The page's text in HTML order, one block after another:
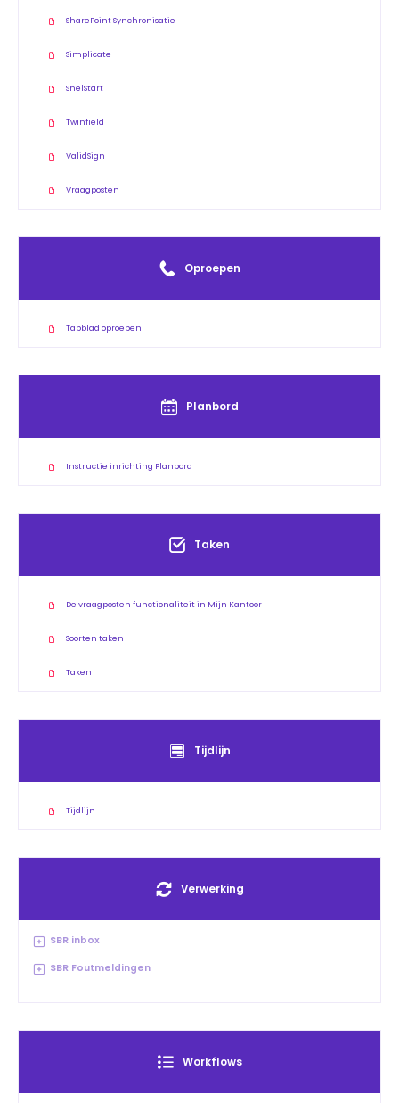
SharePoint Synchronisatie
Simplicate
SnelStart
Twinfield
ValidSign
Vraagposten
Oproepen
Tabblad oproepen
Planbord
Instructie inrichting Planbord
Taken
De vraagposten functionaliteit in Mijn Kantoor
Soorten taken
Taken
Tijdlijn
Tijdlijn
Verwerking
SBR inbox
SBR Foutmeldingen
Workflows